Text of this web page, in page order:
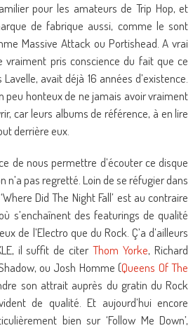
pour les amateurs de Trip Hop, et
de fabrique aussi, comme le sont
Massive Attack ou Portishead. A vrai
vraiment pris conscience du fait que ce
avait déjà 16 années d’existence.
peu honteux de ne jamais avoir vraiment
car leurs albums de référence, à en lire
derrière eux.
de nous permettre d’écouter ce disque
n’a pas regretté. Loin de se réfugier dans
Did The Night Fall’ est au contraire
s’enchaînent des featurings de qualité
de l’Electro que du Rock. Ç’a d’ailleurs
il suffit de citerThom Yorke, Richard
ou Josh Homme (Queens Of The
son attrait auprès du gratin du Rock
de qualité. Et aujourd’hui encore
bien sur ‘Follow Me Down’,